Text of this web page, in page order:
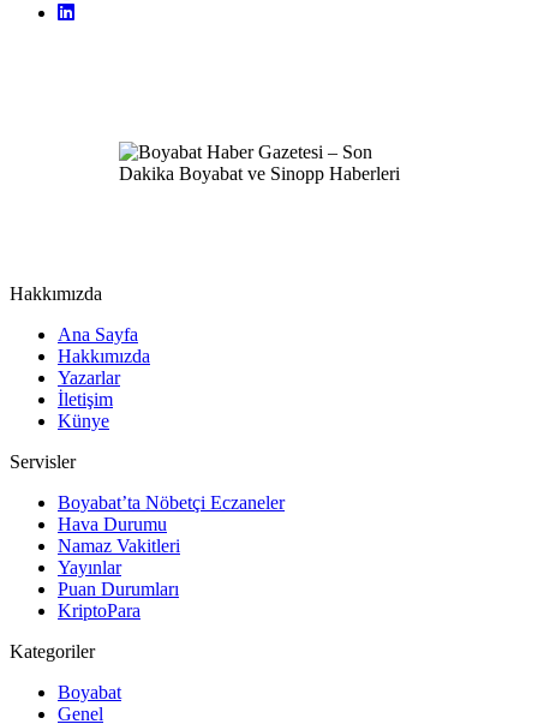
Hakkımızda
Ana Sayfa
Hakkımızda
Yazarlar
İletişim
Künye
Servisler
Boyabat’ta Nöbetçi Eczaneler
Hava Durumu
Namaz Vakitleri
Yayınlar
Puan Durumları
KriptoPara
Kategoriler
Boyabat
Genel